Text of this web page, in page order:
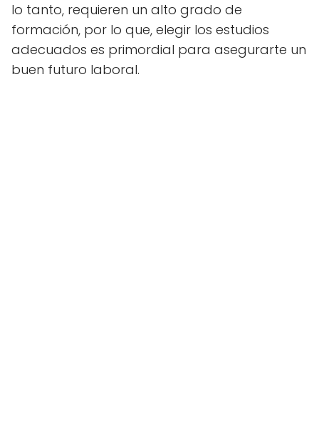
lo tanto, requieren un alto grado de
formación, por lo que, elegir los estudios
adecuados es primordial para asegurarte un
buen futuro laboral.